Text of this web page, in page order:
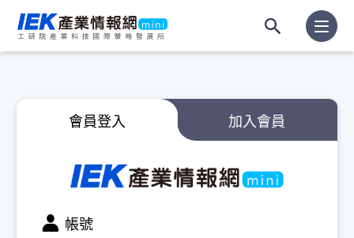
會員登入 加入會員
帳號